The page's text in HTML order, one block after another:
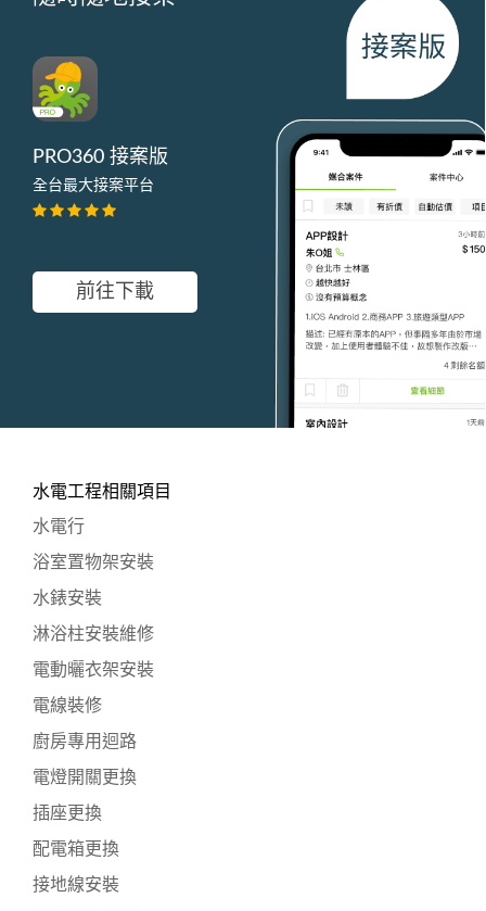
PRO360 接案版
全台最大接案平台
前往下載
水電工程相關項目
水電行
浴室置物架安裝
水錶安裝
淋浴柱安裝維修
電動曬衣架安裝
電線裝修
廚房專用迴路
電燈開關更換
插座更換
配電箱更換
接地線安裝